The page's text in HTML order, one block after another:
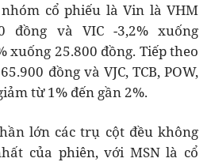
cổ phiếu là Vin là VHM
đồng và VIC -3,2% xuống
xuống 25.800 đồng. Tiếp theo
đồng và VJC, TCB, POW,
từ 1% đến gần 2%.
lớn các trụ cột đều không
của phiên, với MSN là cổ